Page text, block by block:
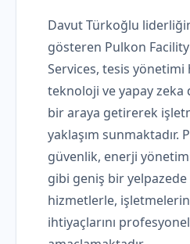
Davut Türkoğlu
gösteren Pulkon
Services, tesis
teknoloji ve yapay
bir araya getirerek
yaklaşım sunmaktadır.
güvenlik, enerji
gibi geniş bir
hizmetlerle,
ihtiyaçlarını